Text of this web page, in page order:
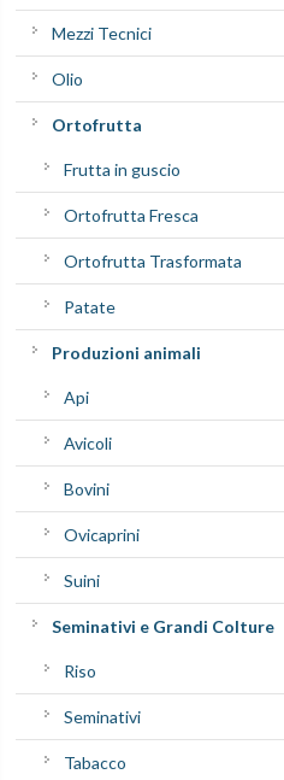
Mezzi Tecnici
Olio
Ortofrutta
Frutta in guscio
Ortofrutta Fresca
Ortofrutta Trasformata
Patate
Produzioni animali
Api
Avicoli
Bovini
Ovicaprini
Suini
Seminativi e Grandi Colture
Riso
Seminativi
Tabacco